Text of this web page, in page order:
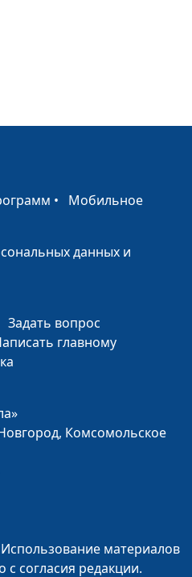
• Мобильное
данных и
Задать вопрос
главному
Комсомольское
материалов
с согласия редакции.